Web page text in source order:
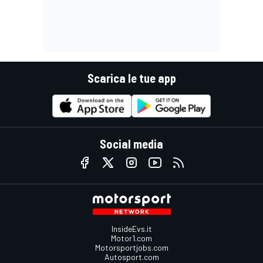
Scarica le tue app
Social media
InsideEvs.it
Motor1.com
Motorsportjobs.com
Autosport.com